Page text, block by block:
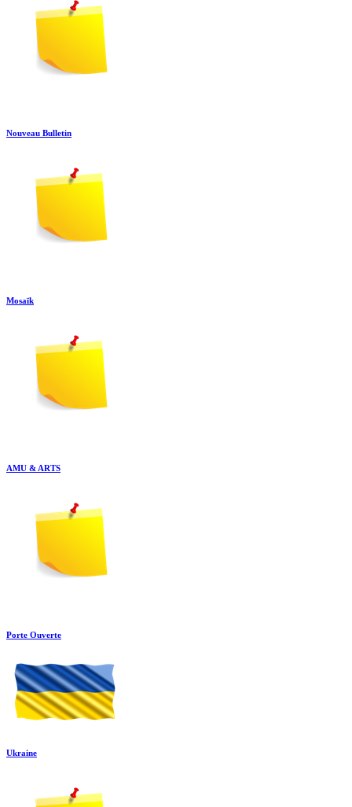
Nouveau Bulletin
Mosaïk
AMU & ARTS
Porte Ouverte
Ukraine